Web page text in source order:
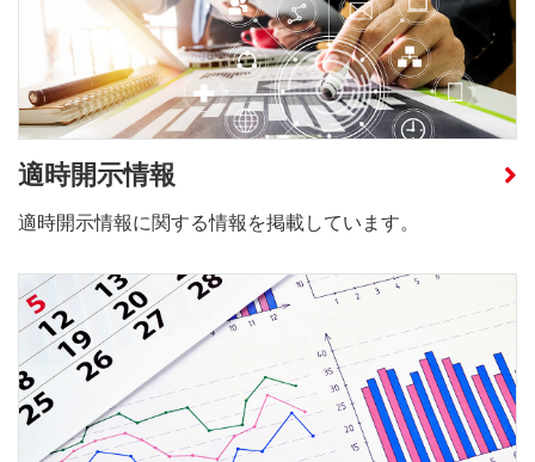
適時開示情報
適時開示情報に関する情報を掲載しています。